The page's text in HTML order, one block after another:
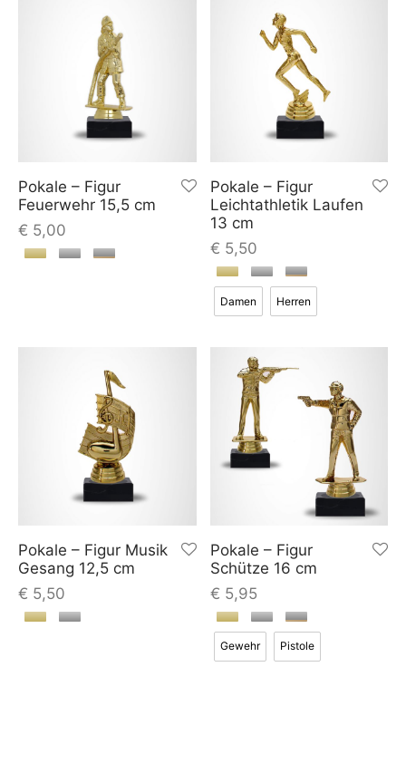
Pokale – Figur
Feuerwehr 15,5 cm
€ 5,00
Pokale – Figur
Leichtathletik Laufen
13 cm
€ 5,50
Damen Herren
Pokale – Figur Musik
Gesang 12,5 cm
€ 5,50
Pokale – Figur
Schütze 16 cm
€ 5,95
Gewehr Pistole